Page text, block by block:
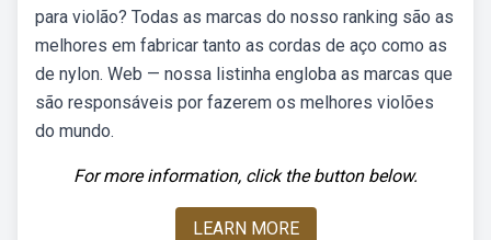
para violão? Todas as marcas do nosso ranking são as
melhores em fabricar tanto as cordas de aço como as
de nylon. Web — nossa listinha engloba as marcas que
são responsáveis por fazerem os melhores violões
do mundo.
For more information, click the button below.
LEARN MORE